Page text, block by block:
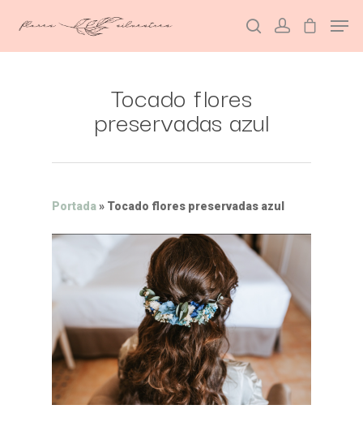
Hit enter to search or ESC to close
Tocado flores
preservadas azul
Portada» Tocado flores preservadas azul